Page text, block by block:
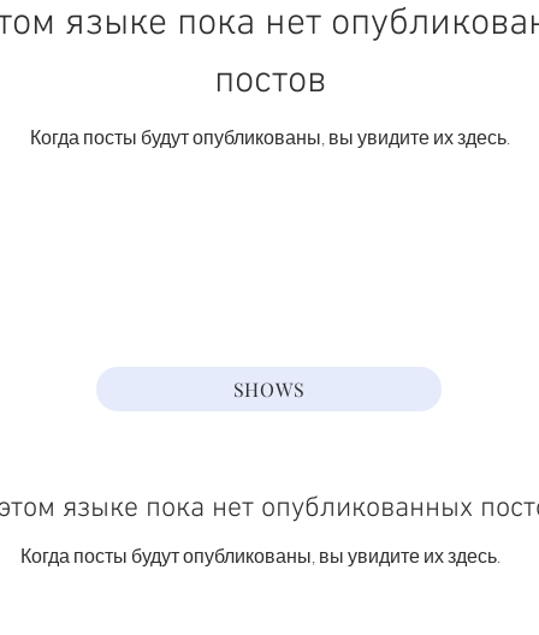
языке пока нет
постов
Когда посты будут опубликованы, вы увидите их здесь.
SHOWS
языке пока нет опубликованных
Когда посты будут опубликованы, вы увидите их здесь.